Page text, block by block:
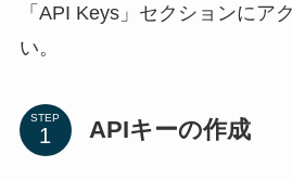
「API Keys」セクションにア
い。
STEP APIキーの作成